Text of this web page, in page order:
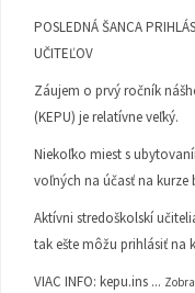
POSLEDNÁ ŠANCA
UČITEĽOV
Záujem o prvý ročník
(KEPU) je relatívne veľký.
Niekoľko miest s
voľných na účasť na kurze
Aktívni stredoškolskí
tak ešte môžu prihlásiť na
VIAC INFO: kepu.ins ...